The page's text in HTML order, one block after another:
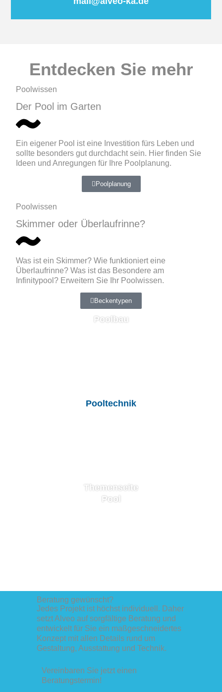
Entdecken Sie mehr
Poolwissen
Der Pool im Garten
Ein eigener Pool ist eine Investition fürs Leben und
sollte besonders gut durchdacht sein. Hier finden Sie
Ideen und Anregungen für Ihre Poolplanung.
Poolplanung
Poolwissen
Skimmer oder Überlaufrinne?
Was ist ein Skimmer? Wie funktioniert eine
Überlaufrinne? Was ist das Besondere am
Infinitypool? Erweitern Sie Ihr Poolwissen.
Beckentypen
Poolbau
Pooltechnik
Themenseite
Pool
Beratung gewünscht?
Jedes Projekt ist höchst individuell. Daher
setzt Alveo auf sorgfältige Beratung und
entwickelt für Sie ein maßgeschneidertes
Konzept mit allen Details rund um
Gestaltung, Ausstattung und Technik.
Vereinbaren Sie jetzt einen
Beratungstermin!